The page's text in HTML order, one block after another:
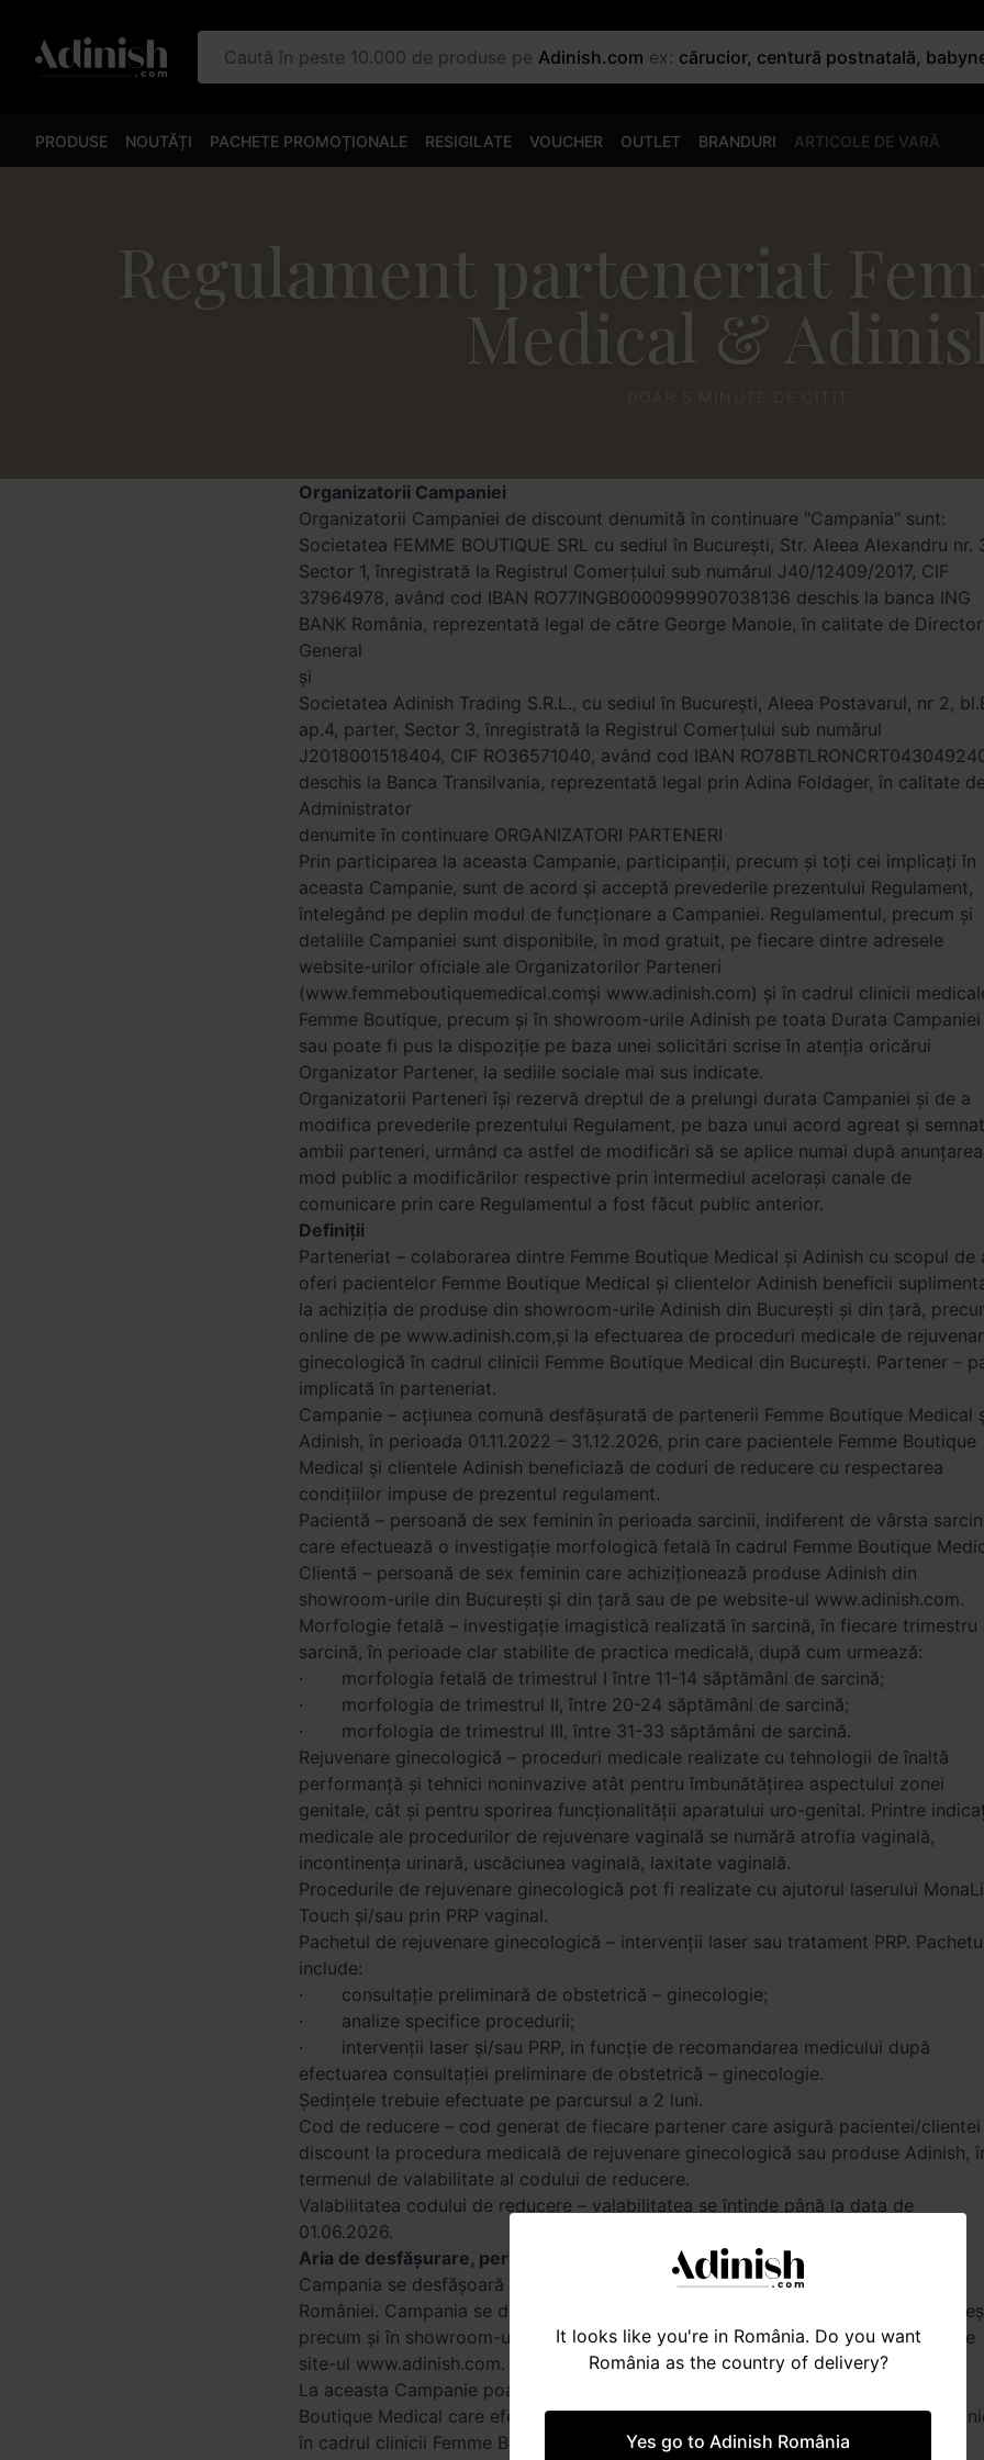
Caută în peste 10.000 de produse pe Adinish.com ex: cărucior, centură postnatală,
PRODUSE NOUTĂȚI PACHETE PROMOȚIONALE RESIGILATE VOUCHER OUTLET BRANDURI ARTICOLE DE VARĂ
Regulament parteneriat
Medical &
Organizatorii Campaniei
Organizatorii Campaniei de discount denumită în continuare "Campania" sunt:
Societatea FEMME BOUTIQUE SRL cu sediul în București, Str. Aleea Alexandru nr.
Sector 1, înregistrată la Registrul Comerțului sub numărul J40/12409/2017, CIF
37964978, având cod IBAN RO77INGB0000999907038136 deschis la banca ING
BANK România, reprezentată legal de către George Manole, în calitate de Director
General
și
Societatea Adinish Trading S.R.L., cu sediul în București, Aleea Postavarul, nr 2,
ap.4, parter, Sector 3, înregistrată la Registrul Comerțului sub numărul
J2018001518404, CIF RO36571040, având cod IBAN
deschis la Banca Transilvania, reprezentată legal prin Adina Foldager, în calitate de
Administrator
denumite în continuare ORGANIZATORI PARTENERI
Prin participarea la aceasta Campanie, participanții, precum și toți cei implicați în
aceasta Campanie, sunt de acord și acceptă prevederile prezentului Regulament,
întelegând pe deplin modul de funcționare a Campaniei. Regulamentul, precum și
detaliile Campaniei sunt disponibile, în mod gratuit, pe fiecare dintre adresele
website-urilor oficiale ale Organizatorilor Parteneri
(www.femmeboutiquemedical.comși www.adinish.com) și în cadrul clinicii
Femme Boutique, precum și în showroom-urile Adinish pe toata Durata Campaniei
sau poate fi pus la dispoziție pe baza unei solicitări scrise în atenția oricărui
Organizator Partener, la sediile sociale mai sus indicate.
Organizatorii Parteneri își rezervă dreptul de a prelungi durata Campaniei și de a
modifica prevederile prezentului Regulament, pe baza unui acord agreat și
ambii parteneri, urmând ca astfel de modificări să se aplice numai după
mod public a modificărilor respective prin intermediul acelorași canale de
comunicare prin care Regulamentul a fost făcut public anterior.
Definiții
Parteneriat – colaborarea dintre Femme Boutique Medical și Adinish cu scopul de
oferi pacientelor Femme Boutique Medical și clientelor Adinish beneficii
la achiziția de produse din showroom-urile Adinish din București și din țară,
online de pe www.adinish.com,și la efectuarea de proceduri medicale de
ginecologică în cadrul clinicii Femme Boutique Medical din București. Partener –
implicată în parteneriat.
Campanie – acțiunea comună desfășurată de partenerii Femme Boutique Medical
Adinish, în perioada 01.11.2022 – 31.12.2026, prin care pacientele Femme Boutique
Medical și clientele Adinish beneficiază de coduri de reducere cu respectarea
condițiilor impuse de prezentul regulament.
Pacientă – persoană de sex feminin în perioada sarcinii, indiferent de vârsta
care efectuează o investigație morfologică fetală în cadrul Femme Boutique
Clientă – persoană de sex feminin care achiziționează produse Adinish din
showroom-urile din București și din țară sau de pe website-ul www.adinish.com.
Morfologie fetală – investigație imagistică realizată în sarcină, în fiecare trimestru
sarcină, în perioade clar stabilite de practica medicală, după cum urmează:
· morfologia fetală de trimestrul I între 11-14 săptămâni de sarcină;
· morfologia de trimestrul II, între 20-24 săptămâni de sarcină;
· morfologia de trimestrul III, între 31-33 săptămâni de sarcină.
Rejuvenare ginecologică – proceduri medicale realizate cu tehnologii de înaltă
performanță și tehnici noninvazive atât pentru îmbunătățirea aspectului zonei
genitale, cât și pentru sporirea funcționalității aparatului uro-genital. Printre
medicale ale procedurilor de rejuvenare vaginală se numără atrofia vaginală,
incontinența urinară, uscăciunea vaginală, laxitate vaginală.
Procedurile de rejuvenare ginecologică pot fi realizate cu ajutorul laserului
Touch și/sau prin PRP vaginal.
Pachetul de rejuvenare ginecologică – intervenții laser sau tratament PRP.
include:
· consultație preliminară de obstetrică – ginecologie;
· analize specifice procedurii;
· intervenții laser și/sau PRP, in funcție de recomandarea medicului după
efectuarea consultației preliminare de obstetrică – ginecologie.
Ședințele trebuie efectuate pe parcursul a 2 luni.
Cod de reducere – cod generat de fiecare partener care asigură pacientei/clientei
discount la procedura medicală de rejuvenare ginecologică sau produse Adinish,
termenul de valabilitate al codului de reducere.
Valabilitatea codului de reducere – valabilitatea se întinde până la data de
01.06.2026.
Aria de desfășurare, perioada și condițiile Campaniei
Campania se desfășoară în perioada 01.11.2022 – 31.12.2026, pe întreg teritoriul
României. Campania se desfășoară în clinica Femme Boutique Medical din
precum și în showroom-urile Adinish din București și din țară, precum și online pe
site-ul www.adinish.com.
La aceasta Campanie poate participa orice pacientă gravidă a clinicii Femme
Boutique Medical care efectuează minim o morfologie fetală în perioada
în cadrul clinicii Femme Boutique Medical pentru a obține discountul de 15% la
It looks like you're in România. Do you want
România as the country of delivery?
Yes go to Adinish România